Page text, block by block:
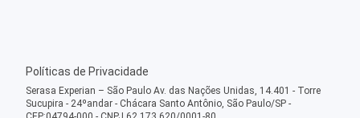
Políticas de Privacidade
Serasa Experian – São Paulo Av. das Nações Unidas, 14.401 - Torre
Sucupira - 24ºandar - Chácara Santo Antônio, São Paulo/SP -